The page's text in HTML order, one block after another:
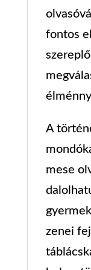
fontos
A
mese
zenei